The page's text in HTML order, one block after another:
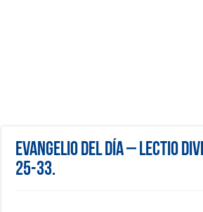
Evangelio del día – Lectio
25-33.